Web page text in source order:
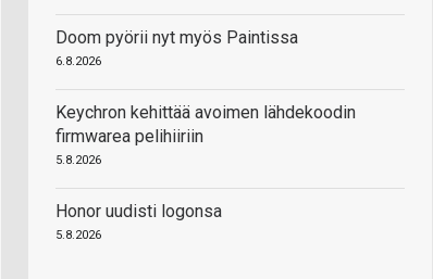
Doom pyörii nyt myös Paintissa
6.8.2026
Keychron kehittää avoimen lähdekoodin
firmwarea pelihiiriin
5.8.2026
Honor uudisti logonsa
5.8.2026